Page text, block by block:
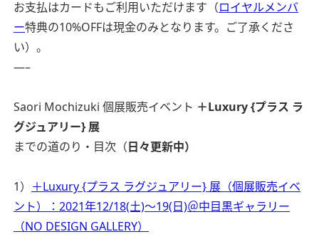
お支払はカードもご利用いただけます（ロイヤルメンバ
ー特典の10%OFFは現金のみとなります。ご了承くださ
い）。
—–
Saori Mochizuki 個展販売イベント ＋Luxury {プラス ラ
グジュアリー} 展
までの道のり・目次（日々更新中）
1） ＋Luxury {プラス ラグジュアリー} 展（個展販売イベ
ント）：2021年12/18(土)〜19(日)＠中目黒ギャラリー
（NO DESIGN GALLERY）